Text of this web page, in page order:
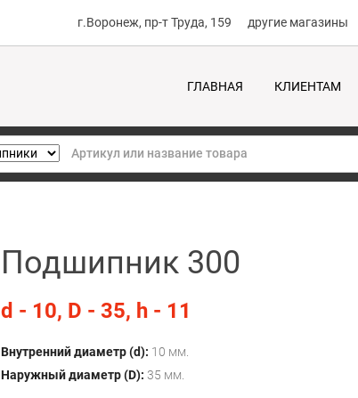
г.Воронеж, пр-т Труда, 159 другие магазины
ГЛАВНАЯ КЛИЕНТАМ
Подшипник 300
d - 10, D - 35, h - 11
Внутренний диаметр (d): 10 мм.
Наружный диаметр (D): 35 мм.